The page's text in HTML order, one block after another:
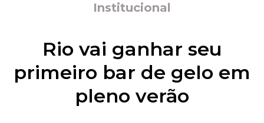
Institucional
Rio vai ganhar seu
primeiro bar de gelo em
pleno verão